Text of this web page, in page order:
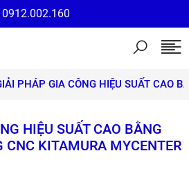
0912.002.160
PHÁP GIA CÔNG HIỆU SUẤT CAO
HIỆU SUẤT CAO BẰNG
CNC KITAMURA MYCENTER